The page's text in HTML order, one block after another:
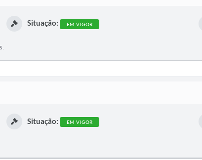
Situação: EM VIGOR
Situação: EM VIGOR